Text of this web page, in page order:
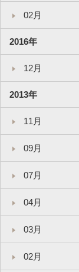
02月
2016年
12月
2013年
11月
09月
07月
04月
03月
02月